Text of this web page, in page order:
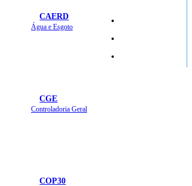
CAERD
Água e Esgoto
CGE
Controladoria Geral
COP30